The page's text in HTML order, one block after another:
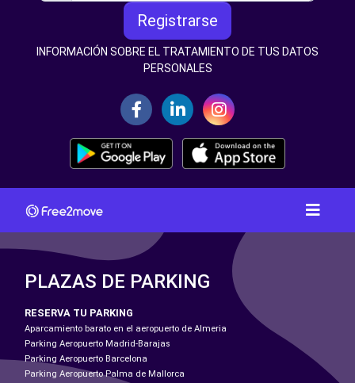
Registrarse
INFORMACIÓN SOBRE EL TRATAMIENTO DE TUS DATOS
PERSONALES
PLAZAS DE PARKING
RESERVA TU PARKING
Aparcamiento barato en el aeropuerto de Almeria
Parking Aeropuerto Madrid-Barajas
Parking Aeropuerto Barcelona
Parking Aeropuerto Palma de Mallorca